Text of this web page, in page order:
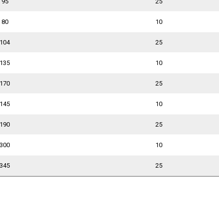
80 10
104 25
135 10
170 25
145 10
190 25
300 10
345 25